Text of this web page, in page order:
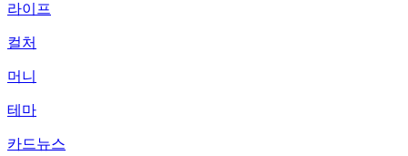
라이프
컬처
머니
테마
카드뉴스